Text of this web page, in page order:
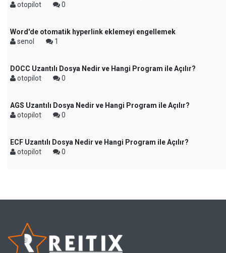
otopilot
0
Word'de otomatik hyperlink eklemeyi engellemek
senol
1
DOCC Uzantılı Dosya Nedir ve Hangi Program ile Açılır?
otopilot
0
AGS Uzantılı Dosya Nedir ve Hangi Program ile Açılır?
otopilot
0
ECF Uzantılı Dosya Nedir ve Hangi Program ile Açılır?
otopilot
0